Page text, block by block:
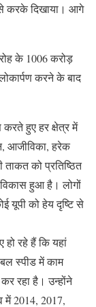
करके दिखाया। आगे
के 1006 करोड़
करने के बाद
हुए हर क्षेत्र में
आजीविका, हरेक
ताकत को प्रतिष्ठित
हुआ है। लोगों
यूपी को हेय दृष्टि से
हो रहे हैं कि यहां
स्पीड में काम
रहा है। उन्होंने
में 2014, 2017,